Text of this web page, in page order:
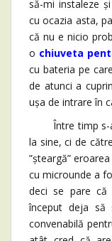
să-mi instaleze
cu ocazia asta,
că nu e nicio
o chiuveta
cu bateria pe
de atunci a
ușa de intrare în
Între timp s-a
la sine, ci de
”șteargă”
cu microunde a
deci se pare că
început deja să
convenabilă